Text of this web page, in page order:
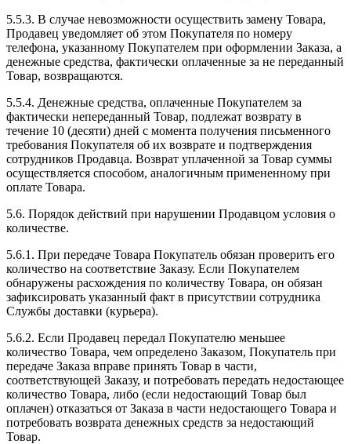
5.5.3. В случае невозможности осуществить замену Товара,
Продавец уведомляет об этом Покупателя по номеру
телефона, указанному Покупателем при оформлении Заказа, а
денежные средства, фактически оплаченные за не переданный
Товар, возвращаются.
5.5.4. Денежные средства, оплаченные Покупателем за
фактически непереданный Товар, подлежат возврату в
течение 10 (десяти) дней с момента получения письменного
требования Покупателя об их возврате и подтверждения
сотрудников Продавца. Возврат уплаченной за Товар суммы
осуществляется способом, аналогичным примененному при
оплате Товара.
5.6. Порядок действий при нарушении Продавцом условия о
количестве.
5.6.1. При передаче Товара Покупатель обязан проверить его
количество на соответствие Заказу. Если Покупателем
обнаружены расхождения по количеству Товара, он обязан
зафиксировать указанный факт в присутствии сотрудника
Службы доставки (курьера).
5.6.2. Если Продавец передал Покупателю меньшее
количество Товара, чем определено Заказом, Покупатель при
передаче Заказа вправе принять Товар в части,
соответствующей Заказу, и потребовать передать недостающее
количество Товара, либо (если недостающий Товар был
оплачен) отказаться от Заказа в части недостающего Товара и
потребовать возврата денежных средств за недостающий
Товар.